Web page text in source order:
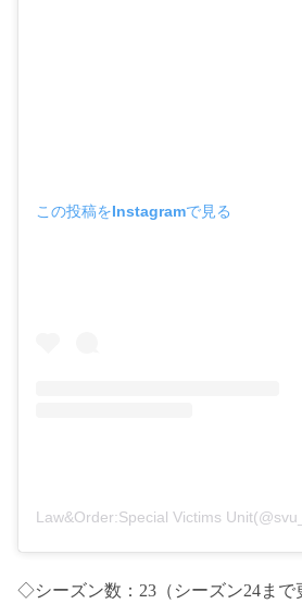
この投稿をInstagramで見る
◇シーズン数：23（シーズン24まで